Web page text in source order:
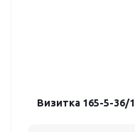
Визитка 165-5-36/1